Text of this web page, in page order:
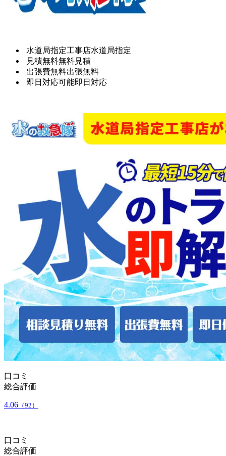
水道局指定工事店水道局指定
見積無料無料見積
出張費無料出張無料
即日対応可能即日対応
口コミ
総合評価
4.06 （92）
口コミ
総合評価